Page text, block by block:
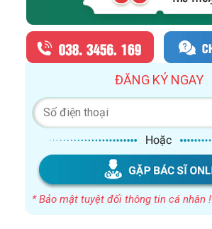
ĐĂNG KÝ NGAY
* Bảo mật tuyệt đối thông tin cá nhân !